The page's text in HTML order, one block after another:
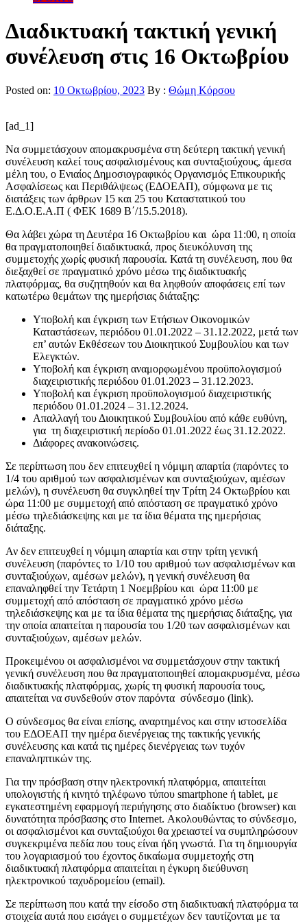
Διαδικτυακή τακτική γενική
συνέλευση στις 16 Οκτωβρίου
Posted on: 10 Οκτωβρίου, 2023 By : Θώμη Κόρσου
[ad_1]
Να συμμετάσχουν απομακρυσμένα στη δεύτερη τακτική γενική
συνέλευση καλεί τους ασφαλισμένους και συνταξιούχους, άμεσα
μέλη του, ο Ενιαίος Δημοσιογραφικός Οργανισμός Επικουρικής
Ασφαλίσεως και Περιθάλψεως (ΕΔΟΕΑΠ), σύμφωνα με τις
διατάξεις των άρθρων 15 και 25 του Καταστατικού του
Ε.Δ.Ο.Ε.Α.Π ( ΦΕΚ 1689 Β΄/15.5.2018).
Θα λάβει χώρα τη Δευτέρα 16 Οκτωβρίου και ώρα 11:00, η οποία
θα πραγματοποιηθεί διαδικτυακά, προς διευκόλυνση της
συμμετοχής χωρίς φυσική παρουσία. Κατά τη συνέλευση, που θα
διεξαχθεί σε πραγματικό χρόνο μέσω της διαδικτυακής
πλατφόρμας, θα συζητηθούν και θα ληφθούν αποφάσεις επί των
κατωτέρω θεμάτων της ημερήσιας διάταξης:
Υποβολή και έγκριση των Ετήσιων Οικονομικών
Καταστάσεων, περιόδου 01.01.2022 – 31.12.2022, μετά των
επ’ αυτών Εκθέσεων του Διοικητικού Συμβουλίου και των
Ελεγκτών.
Υποβολή και έγκριση αναμορφωμένου προϋπολογισμού
διαχειριστικής περιόδου 01.01.2023 – 31.12.2023.
Υποβολή και έγκριση προϋπολογισμού διαχειριστικής
περιόδου 01.01.2024 – 31.12.2024.
Απαλλαγή του Διοικητικού Συμβουλίου από κάθε ευθύνη,
για τη διαχειριστική περίοδο 01.01.2022 έως 31.12.2022.
Διάφορες ανακοινώσεις.
Σε περίπτωση που δεν επιτευχθεί η νόμιμη απαρτία (παρόντες το
1/4 του αριθμού των ασφαλισμένων και συνταξιούχων, αμέσων
μελών), η συνέλευση θα συγκληθεί την Τρίτη 24 Οκτωβρίου και
ώρα 11:00 με συμμετοχή από απόσταση σε πραγματικό χρόνο
μέσω τηλεδιάσκεψης και με τα ίδια θέματα της ημερήσιας
διάταξης.
Αν δεν επιτευχθεί η νόμιμη απαρτία και στην τρίτη γενική
συνέλευση (παρόντες το 1/10 του αριθμού των ασφαλισμένων και
συνταξιούχων, αμέσων μελών), η γενική συνέλευση θα
επαναληφθεί την Τετάρτη 1 Νοεμβρίου και ώρα 11:00 με
συμμετοχή από απόσταση σε πραγματικό χρόνο μέσω
τηλεδιάσκεψης και με τα ίδια θέματα της ημερήσιας διάταξης, για
την οποία απαιτείται η παρουσία του 1/20 των ασφαλισμένων και
συνταξιούχων, αμέσων μελών.
Προκειμένου οι ασφαλισμένοι να συμμετάσχουν στην τακτική
γενική συνέλευση που θα πραγματοποιηθεί απομακρυσμένα, μέσω
διαδικτυακής πλατφόρμας, χωρίς τη φυσική παρουσία τους,
απαιτείται να συνδεθούν στον παρόντα σύνδεσμο (link).
O σύνδεσμος θα είναι επίσης, αναρτημένος και στην ιστοσελίδα
του ΕΔΟΕΑΠ την ημέρα διενέργειας της τακτικής γενικής
συνέλευσης και κατά τις ημέρες διενέργειας των τυχόν
επαναληπτικών της.
Για την πρόσβαση στην ηλεκτρονική πλατφόρμα, απαιτείται
υπολογιστής ή κινητό τηλέφωνο τύπου smartphone ή tablet, με
εγκατεστημένη εφαρμογή περιήγησης στο διαδίκτυο (browser) και
δυνατότητα πρόσβασης στο Ιnternet. Ακολουθώντας το σύνδεσμο,
οι ασφαλισμένοι και συνταξιούχοι θα χρειαστεί να συμπληρώσουν
συγκεκριμένα πεδία που τους είναι ήδη γνωστά. Για τη δημιουργία
του λογαριασμού του έχοντος δικαίωμα συμμετοχής στη
διαδικτυακή πλατφόρμα απαιτείται η έγκυρη διεύθυνση
ηλεκτρονικού ταχυδρομείου (email).
Σε περίπτωση που κατά την είσοδο στη διαδικτυακή πλατφόρμα τα
στοιχεία αυτά που εισάγει ο συμμετέχων δεν ταυτίζονται με τα